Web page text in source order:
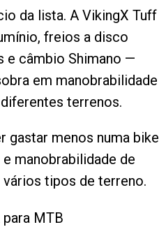
da lista. A VikingX Tuff
freios a disco
e câmbio Shimano —
em manobrabilidade
terrenos.
gastar menos numa bike
manobrabilidade de
tipos de terreno.
MTB